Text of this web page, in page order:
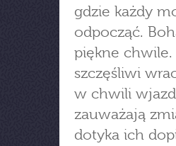
gdzie każdy
odpocząć.
piękne chwile.
szczęśliwi
w chwili
zauważają
dotyka ich